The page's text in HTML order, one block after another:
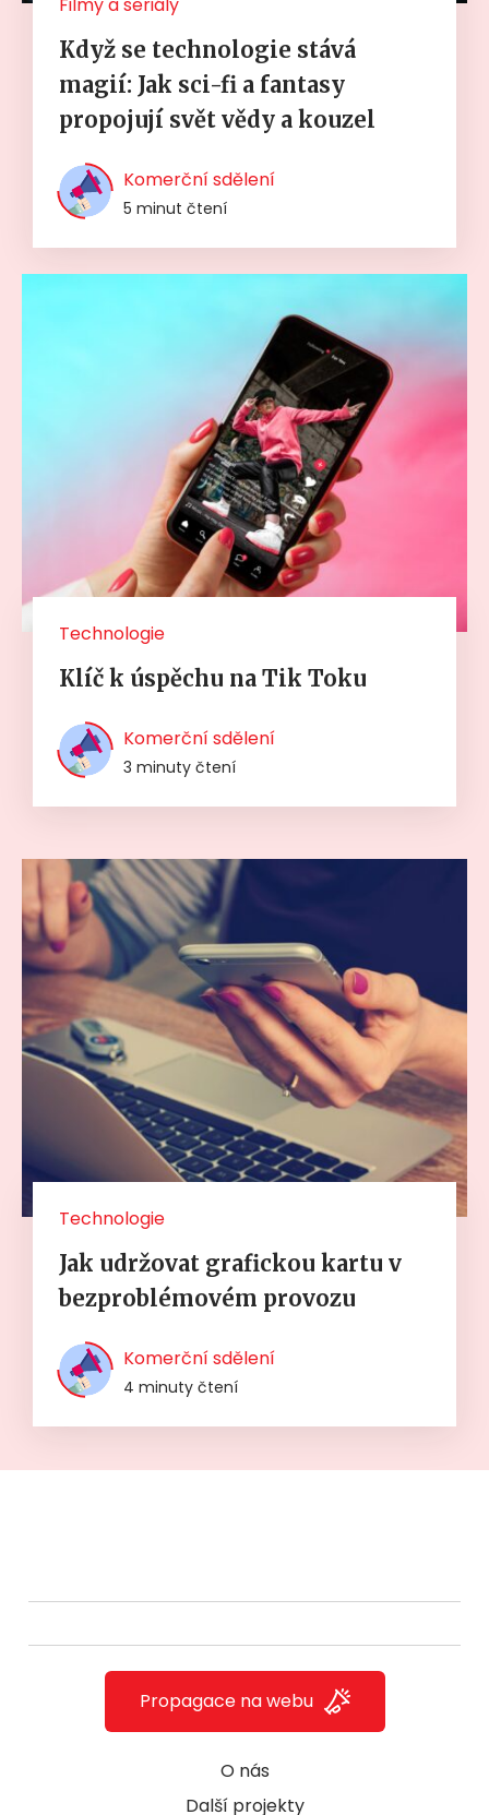
Filmy a seriály
Když se technologie stává
magií: Jak sci-fi a fantasy
propojují svět vědy a kouzel
Komerční sdělení
5 minut čtení
Technologie
Klíč k úspěchu na Tik Toku
Komerční sdělení
3 minuty čtení
Technologie
Jak udržovat grafickou kartu v
bezproblémovém provozu
Komerční sdělení
4 minuty čtení
O nás
Další projekty
Propagace na webu